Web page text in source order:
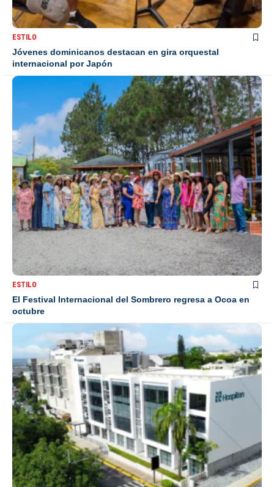
ESTILO
Jóvenes dominicanos destacan en gira orquestal
internacional por Japón
ESTILO
El Festival Internacional del Sombrero regresa a Ocoa en
octubre